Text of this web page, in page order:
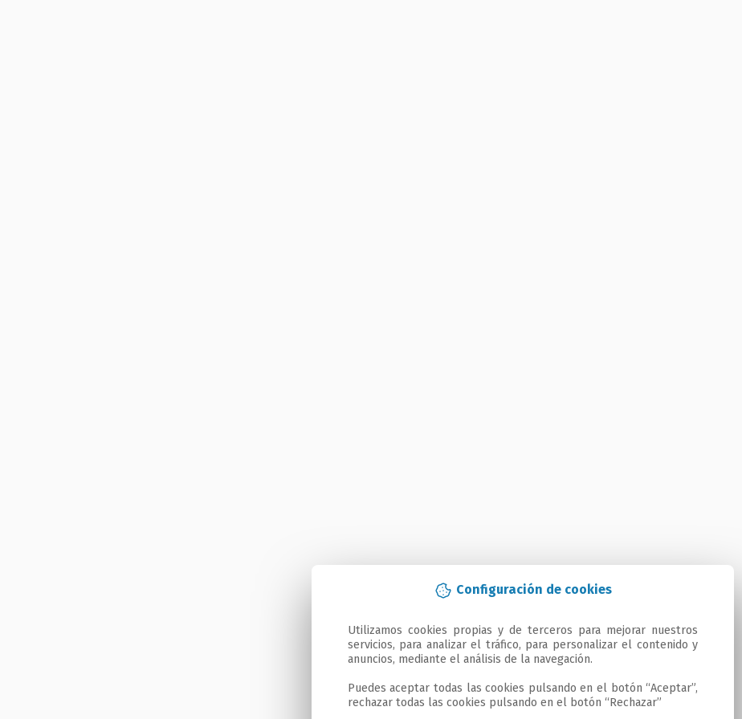
Configuración de cookies
Utilizamos cookies propias y de terceros para mejorar nuestros
servicios, para analizar el tráfico, para personalizar el contenido y
anuncios, mediante el análisis de la navegación.
Puedes aceptar todas las cookies pulsando en el botón “Aceptar”,
rechazar todas las cookies pulsando en el botón “Rechazar”